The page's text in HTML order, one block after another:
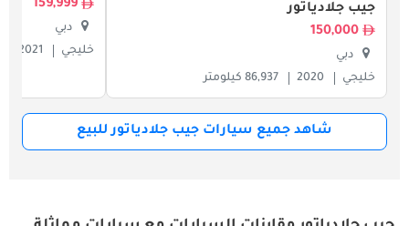
جيب جلادياتور
150,000
دبي
خليجي
2020 86,937 كيلومتر
159,999
دبي
خليجي
2021
شاهد جميع سيارات جيب جلادياتور للبيع